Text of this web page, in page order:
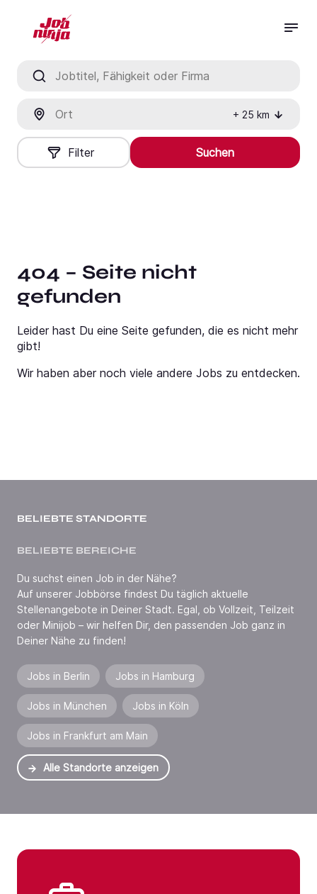
+ 25 km
Filter Suchen
404 – Seite nicht
gefunden
Leider hast Du eine Seite gefunden, die es nicht mehr
gibt!
Wir haben aber noch viele andere Jobs zu entdecken.
BELIEBTE STANDORTE
BELIEBTE BEREICHE
Du suchst einen Job in der Nähe?
Auf unserer Jobbörse findest Du täglich aktuelle
Stellenangebote in Deiner Stadt. Egal, ob Vollzeit, Teilzeit
oder Minijob – wir helfen Dir, den passenden Job ganz in
Deiner Nähe zu finden!
Jobs in Berlin Jobs in Hamburg
Jobs in München Jobs in Köln
Jobs in Frankfurt am Main
Alle Standorte anzeigen
Jobs in Branchen